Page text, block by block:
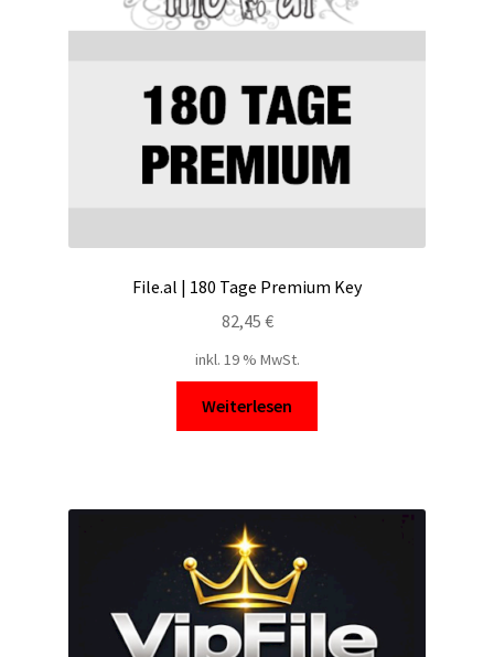
File.al | 180 Tage Premium Key
82,45 €
inkl. 19 % MwSt.
Weiterlesen